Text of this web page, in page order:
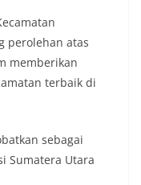
perolehan atas
memberikan
terbaik di
sebagai
Sumatera Utara